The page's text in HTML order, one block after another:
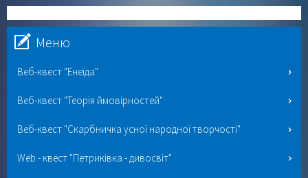
Меню
Веб-квест "Енеїда"
Веб-квест "Теорія ймовірностей"
Веб-квест "Скарбничка усної народної творчості"
Web - квест "Петриківка - дивосвіт"